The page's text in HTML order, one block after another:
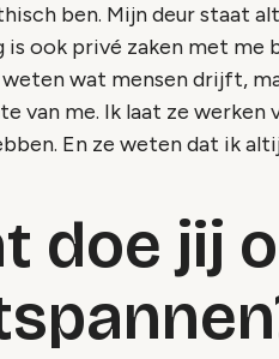
ben. Mijn deur staat
is ook privé zaken met me
wat mensen drijft,
van me. Ik laat ze werken
En ze weten dat ik
doe jij